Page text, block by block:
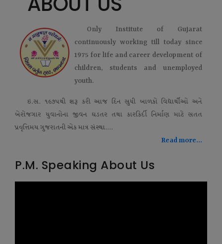
Only Institute of Gujarat
continuously working till today since
1975 for life and career development of
children, students and unemployed
youth.
ઇ.સ. ૧૯૭૫થી શરૂ કરી આજ દિન સુધી બાળકો વિદ્યાર્થીઓ અને
બેરોજગાર યુવાનોના જીવન ઘડતર તથા કારકિર્દી નિર્માણ માટે સતત
પ્રવૃત્તિમય ગુજરાતની એક માત્ર સંસ્થા....
Read more...
P.M. Speaking About Us